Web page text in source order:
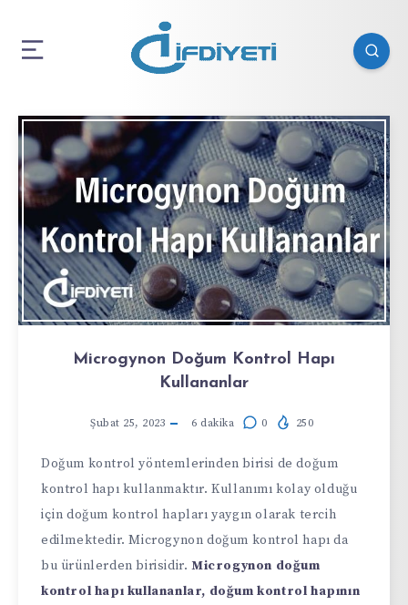
Microgynon Doğum Kontrol Hapı
Kullananlar
Şubat 25, 2023 6 dakika 0 250
Doğum kontrol yöntemlerinden birisi de doğum
kontrol hapı kullanmaktır. Kullanımı kolay olduğu
için doğum kontrol hapları yaygın olarak tercih
edilmektedir. Microgynon doğum kontrol hapı da
bu ürünlerden birisidir. Microgynon doğum
kontrol hapı kullananlar, doğum kontrol hapının